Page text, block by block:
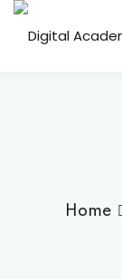
Home